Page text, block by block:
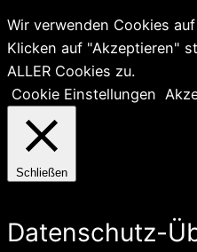
Wir verwenden Cookies
Klicken auf "Akzeptieren"
ALLER Cookies zu.
Cookie Einstellungen
Schließen
Datenschutz-